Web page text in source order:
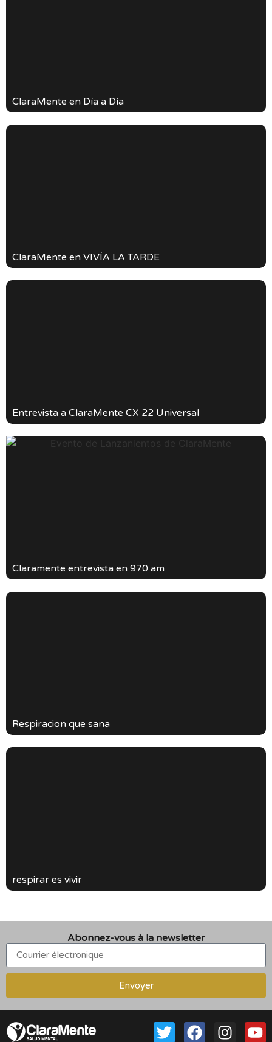
ClaraMente en Día a Día
ClaraMente en VIVÍA LA TARDE
Entrevista a ClaraMente CX 22 Universal
Claramente entrevista en 970 am
Respiracion que sana
respirar es vivir
Abonnez-vous à la newsletter
Envoyer